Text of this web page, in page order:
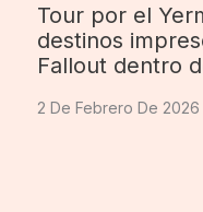
Tour por el
destinos
Fallout dentro
2 De Febrero De 2026